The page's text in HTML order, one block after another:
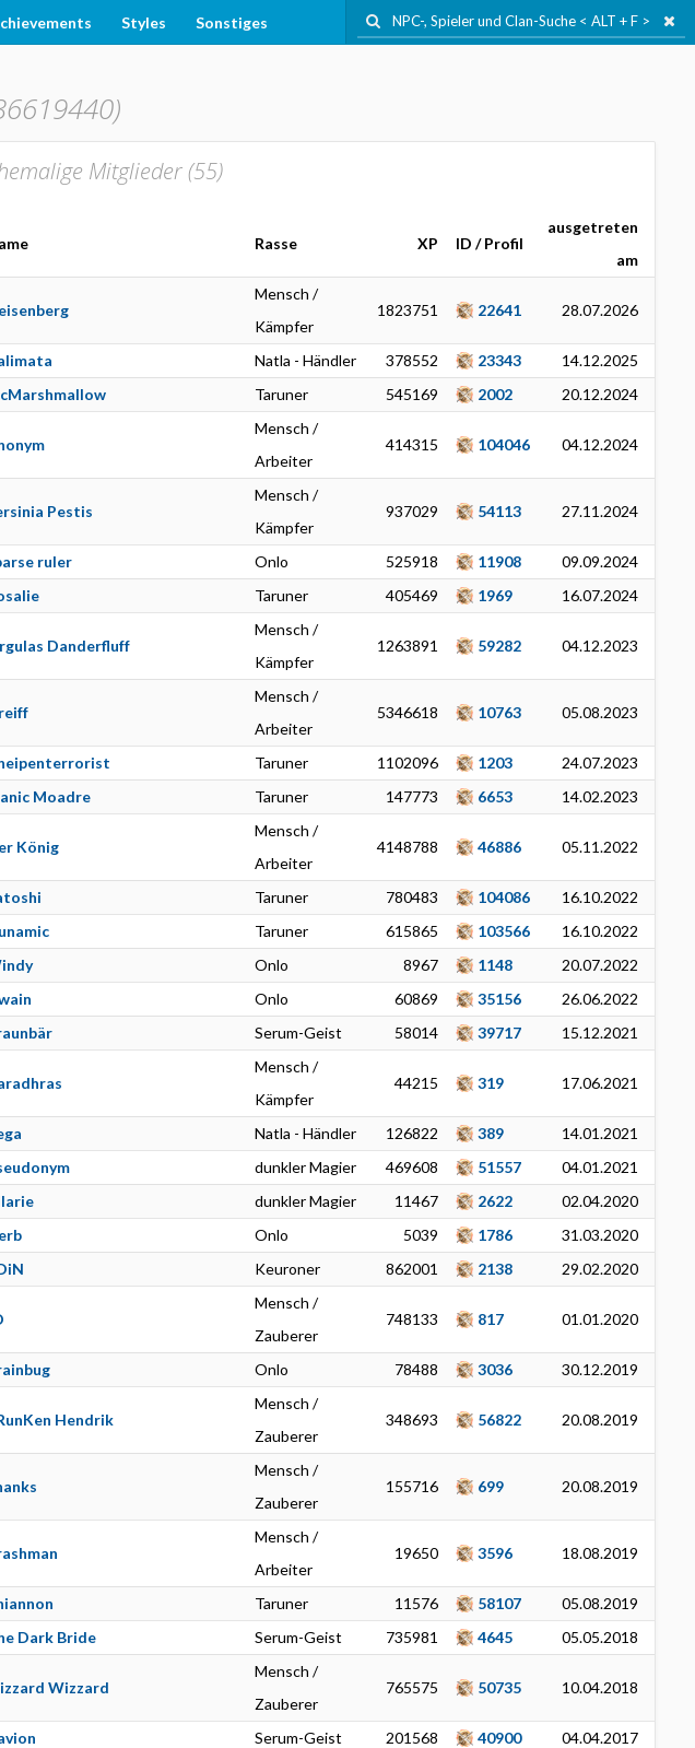
Styles Sonstiges
Mitglieder (55)
Rasse XP ID / Profil
ausgetreten
am
Mensch /
Kämpfer
1823751 22641 28.07.2026
Natla - Händler 378552 23343
14.12.2025
Taruner 545169 2002 20.12.2024
Mensch /
Arbeiter
414315 104046 04.12.2024
Pestis
Mensch /
Kämpfer
937029 54113 27.11.2024
ruler Onlo 525918 11908
09.09.2024
Taruner 405469 1969 16.07.2024
Danderfluff
Mensch /
Kämpfer
1263891 59282 04.12.2023
Mensch /
Arbeiter
5346618 10763 05.08.2023
Taruner 1102096 1203
24.07.2023
Moadre
Taruner 147773 6653 14.02.2023
König
Mensch /
Arbeiter
4148788 46886 05.11.2022
Taruner 780483 104086
16.10.2022
Taruner 615865 103566
16.10.2022
Onlo 8967 1148
20.07.2022
Onlo 60869 35156
26.06.2022
Serum-Geist 58014 39717 15.12.2021
Mensch /
Kämpfer
44215 319 17.06.2021
Natla - Händler 126822 389
14.01.2021
dunkler Magier 469608 51557
04.01.2021
dunkler Magier 11467 2622
02.04.2020
Onlo 5039 1786
31.03.2020
Keuroner 862001 2138 29.02.2020
Mensch /
Zauberer
748133 817 01.01.2020
Onlo 78488 3036 30.12.2019
Hendrik
Mensch /
Zauberer
348693 56822 20.08.2019
Mensch /
Zauberer
155716 699 20.08.2019
Mensch /
Arbeiter
19650 3596 18.08.2019
Taruner 11576 58107
05.08.2019
Dark Bride
Serum-Geist 735981 4645 05.05.2018
Wizzard
Mensch /
Zauberer
765575 50735 10.04.2018
Serum-Geist 201568 40900
04.04.2017